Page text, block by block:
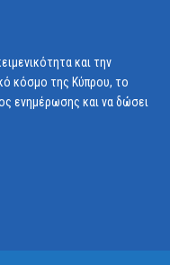
και την
κόσμο της Κύπρου, το
ενημέρωσης και να δώσει